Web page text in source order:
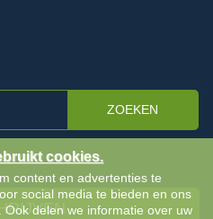
ZOEKEN
cookies.
content en advertenties te
social media te bieden en ons
delen we informatie over uw